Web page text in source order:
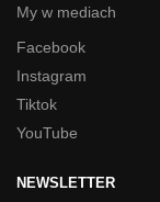
My w mediach
Facebook
Instagram
Tiktok
YouTube
NEWSLETTER